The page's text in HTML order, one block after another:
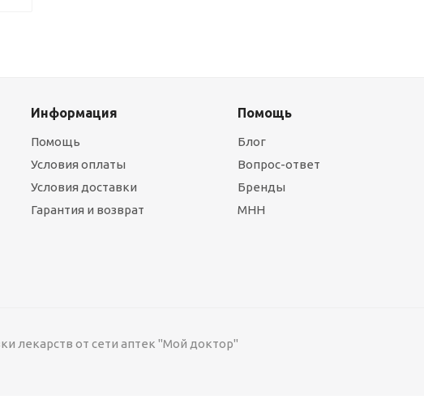
Информация
Помощь
Условия оплаты
Условия доставки
Гарантия и возврат
Помощь
Блог
Вопрос-ответ
Бренды
МНН
лекарств от сети аптек "Мой доктор"